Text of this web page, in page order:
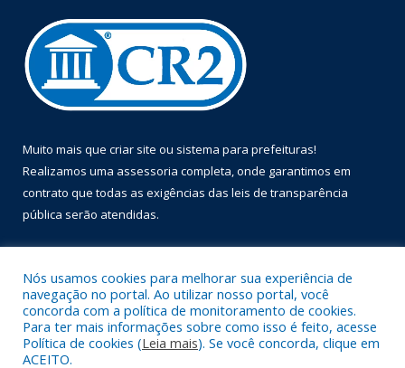
Muito mais que criar site ou sistema para prefeituras!
Realizamos uma assessoria completa, onde garantimos em
contrato que todas as exigências das leis de transparência
pública serão atendidas.
Todos os direitos reservados a Prefeitura Municipal de Óbidos.
Nós usamos cookies para melhorar sua experiência de
navegação no portal. Ao utilizar nosso portal, você
concorda com a política de monitoramento de cookies.
Para ter mais informações sobre como isso é feito, acesse
Política de cookies (Leia mais). Se você concorda, clique em
ACEITO.